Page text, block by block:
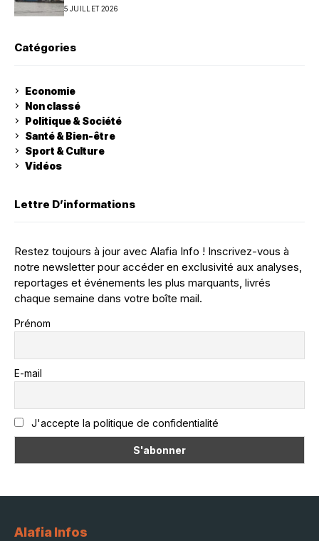
5 JUILLET 2026
Catégories
Economie
Non classé
Politique & Société
Santé & Bien-être
Sport & Culture
Vidéos
Lettre D’informations
Restez toujours à jour avec Alafia Info ! Inscrivez-vous à
notre newsletter pour accéder en exclusivité aux analyses,
reportages et événements les plus marquants, livrés
chaque semaine dans votre boîte mail.
Prénom
E-mail
J'accepte la politique de confidentialité
Alafia Infos